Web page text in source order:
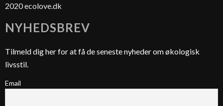
2020 ecolove.dk
NYHEDSBREV
Tilmeld dig her for at få de seneste nyheder om økologisk
livsstil.
Email